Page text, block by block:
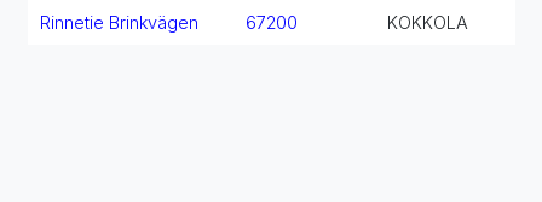
Rinnetie Brinkvägen 67200 KOKKOLA